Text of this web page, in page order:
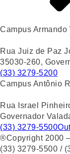
Campus Armando
Rua Juiz de Paz
35030-260,
(33) 3279-5200
Campus Antônio
Rua Israel
Governador
(33) 3279-5500
®Copyright 2000
(33) 3279-5500 /